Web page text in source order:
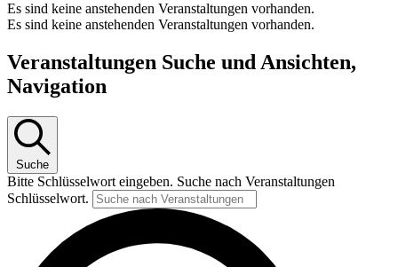
Es sind keine anstehenden Veranstaltungen vorhanden.
Es sind keine anstehenden Veranstaltungen vorhanden.
Veranstaltungen Suche und Ansichten,
Navigation
Suche
Bitte Schlüsselwort eingeben. Suche nach Veranstaltungen
Schlüsselwort.